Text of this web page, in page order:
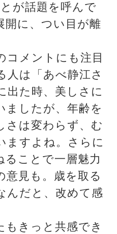
が話題を呼んで
開に、つい目が離
メントにも注目
人は「あべ静江さ
出た時、美しさに
ましたが、年齢を
さは変わらず、む
ますよね。さらに
ることで一層魅力
意見も。歳を取る
んだと、改めて感
きっと共感でき